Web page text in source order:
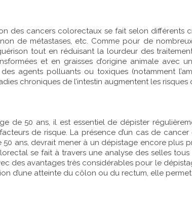
des cancers colorectaux se fait selon différents
de métastases, etc. Comme pour de
tout en réduisant la lourdeur des
et en graisses d’origine animale avec
des agents polluants ou toxiques (notamment
chroniques de l’intestin augmentent les
de 50 ans, il est essentiel de dépister
de risque. La présence d’un cas de
50 ans, devrait mener à un dépistage encore
se fait à travers une analyse des selles
des avantages très considérables pour le
d’une atteinte du côlon ou du rectum, elle